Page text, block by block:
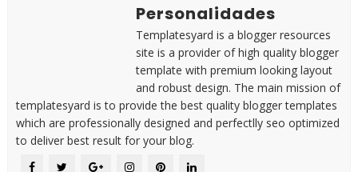
Personalidades
Templatesyard is a blogger resources
site is a provider of high quality blogger
template with premium looking layout
and robust design. The main mission of
templatesyard is to provide the best quality blogger templates
which are professionally designed and perfectlly seo optimized
to deliver best result for your blog.